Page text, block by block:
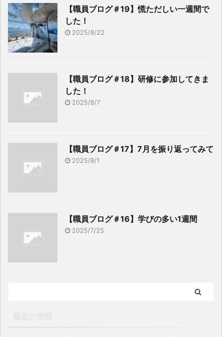
【職員ブログ＃19】慌ただしい一週間で
した！
2025/8/22
【職員ブログ＃18】研修に参加してきま
した！
2025/8/7
【職員ブログ＃17】7月を振り返ってみて
2025/8/1
【職員ブログ＃16】学びの多い1週間
2025/7/25